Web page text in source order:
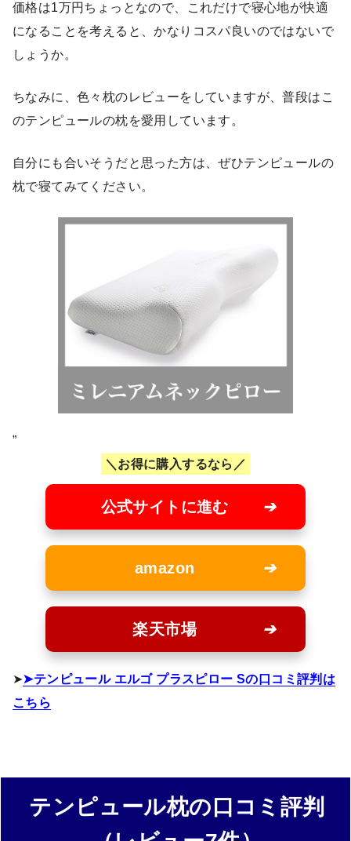
価格は1万円ちょっとなので、これだけで寝心地が快適
になることを考えると、かなりコスパ良いのではないで
しょうか。
ちなみに、色々枕のレビューをしていますが、普段はこ
のテンピュールの枕を愛用しています。
自分にも合いそうだと思った方は、ぜひテンピュールの
枕で寝てみてください。
”
お得に購入するなら
公式サイトに進む
amazon
楽天市場
➤
テンピュール エルゴ プラスピロー Sの口コミ評判は
こちら
テンピュール枕の口コミ評判